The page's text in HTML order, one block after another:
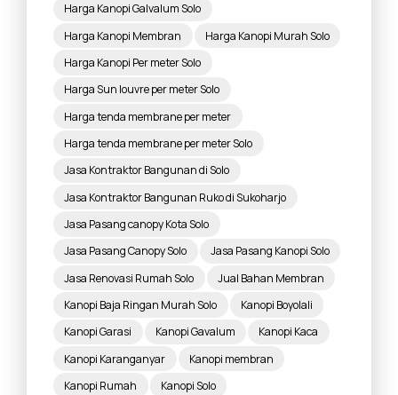
Harga Kanopi Galvalum Solo
Harga Kanopi Membran
Harga Kanopi Murah Solo
Harga Kanopi Per meter Solo
Harga Sun louvre per meter Solo
Harga tenda membrane per meter
Harga tenda membrane per meter Solo
Jasa Kontraktor Bangunan di Solo
Jasa Kontraktor Bangunan Ruko di Sukoharjo
Jasa Pasang canopy Kota Solo
Jasa Pasang Canopy Solo
Jasa Pasang Kanopi Solo
Jasa Renovasi Rumah Solo
Jual Bahan Membran
Kanopi Baja Ringan Murah Solo
Kanopi Boyolali
Kanopi Garasi
Kanopi Gavalum
Kanopi Kaca
Kanopi Karanganyar
Kanopi membran
Kanopi Rumah
Kanopi Solo